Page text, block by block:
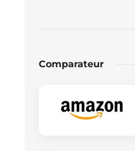
Comparateur